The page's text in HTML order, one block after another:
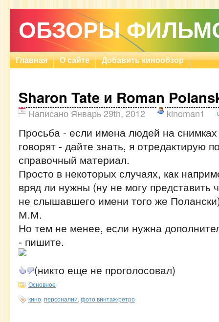
ОБЗОРЫ
Главная О сайте Добавить кинообзор
Sharon Tate и Roman
Написано Январь 29th, 2012 kinoman1
Просьба - если имена людей на
говорят - дайте знать, я отредактирую
справочный материал.
Просто в некоторых случаях, как
вряд ли нужны (ну не могу представить
не слышавшего имени того же
М.М.
Но тем не менее, если нужна
- пишите.
(никто еще не проголосовал)
Основное
кино персоналии фото винтаж/ретро